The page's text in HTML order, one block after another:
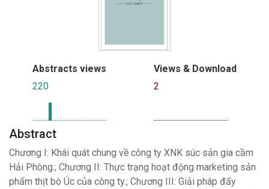
Abstracts views
220
Views & Download
2
Abstract
Chương I: Khái quát chung về công ty XNK súc sản gia cầm
Hải Phòng.; Chương II: Thực trạng hoạt động marketing sản
phẩm thịt bò Úc của công ty.; Chương III: Giải pháp đẩy